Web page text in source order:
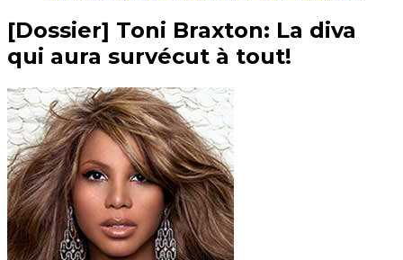
[Dossier] Toni Braxton: La diva
qui aura survécut à tout!